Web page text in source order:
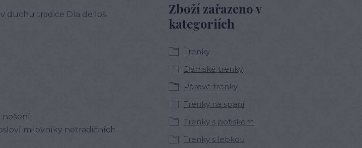
duchu tradice Día de los
milovníky netradičních
Zboží zařazeno v
kategoriích
Trenky
Dámské trenky
Párové trenky
Trenky na spaní
Trenky s potiskem
Trenky s lebkou